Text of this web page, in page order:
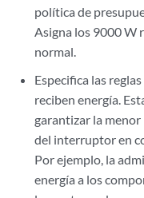
política de
Asigna los 9000 W
normal.
Especifica las
reciben energía.
garantizar la
del interruptor en
Por ejemplo, la
energía a los